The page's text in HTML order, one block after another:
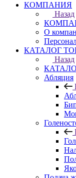
КОМПАНИЯ
Назад
О
КАТАЛОГ
Назад
Абляция